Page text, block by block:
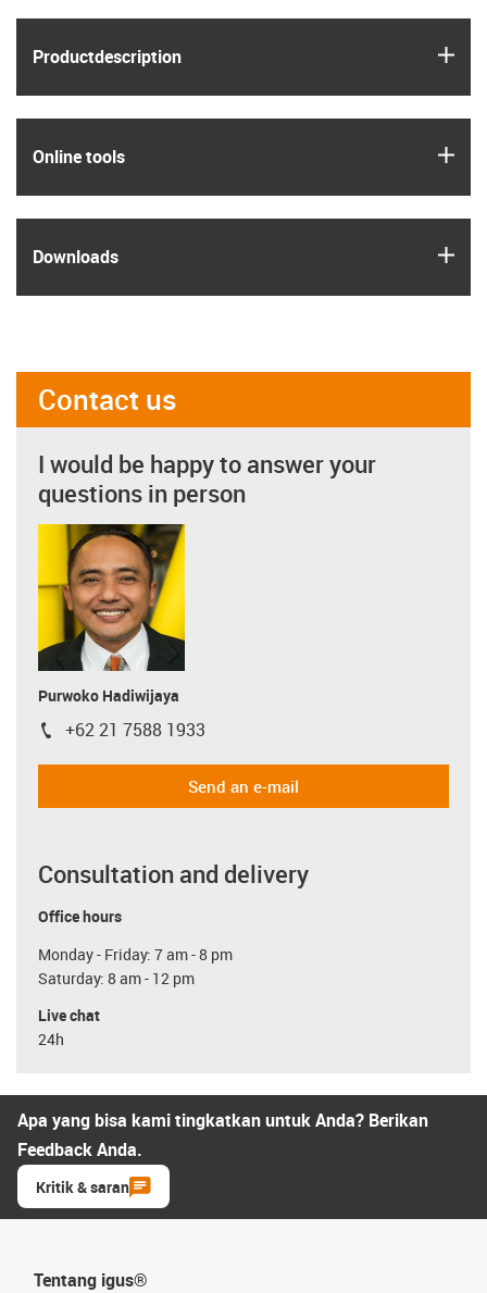
Product­description
Online tools
Downloads
Contact us
I would be happy to answer your
questions in person
Purwoko Hadiwijaya
igus-icon-phone
+62 21 7588 1933
Send an e-mail
Consultation and delivery
Office hours
Monday - Friday: 7 am - 8 pm
Saturday: 8 am - 12 pm
Live chat
24h
Apa yang bisa kami tingkatkan untuk Anda? Berikan
Feedback Anda.
Kritik & saran
Tentang igus®